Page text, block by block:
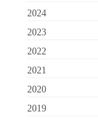
2024
2023
2022
2021
2020
2019